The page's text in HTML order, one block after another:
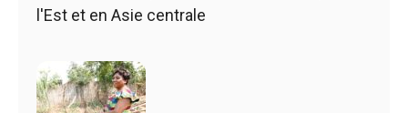
l'Est et en Asie centrale